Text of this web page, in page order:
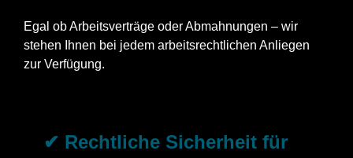
Egal ob Arbeitsverträge oder Abmahnungen – wir
stehen Ihnen bei jedem arbeitsrechtlichen Anliegen
zur Verfügung.
✔ Rechtliche Sicherheit für